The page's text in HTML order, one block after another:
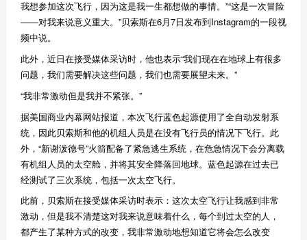
我想参加这次飞行，因为这是我一生都想做的事情。”“这是一次冒险
——对我来说意义重大。”贝索斯在6月7日发布到Instagram的一段视
频中说。
此外，近日在接受媒体采访时，他也表示“我们现在在地球上有很多
问题，我们需要解决这些问题，我们也需要展望未来。”
“我非常激动但是我并不紧张。”
据美国商业内幕网站报道，本次飞行蓝色起源使用了全自动发射系
统，因此贝索斯和他的机组人员是在没有飞行员的情况下飞行。此
外，“新谢泼德号”火箭配备了紧急逃生系统，在危急情况下会分离载
有机组人员的太空舱，并将其安全降落回地球。蓝色起源在过去已
经测试了三次系统，包括一次太空飞行。
此前，贝索斯在接受媒体采访时表示：这次太空飞行让我感到非常
激动，但是我不清楚这对我来说意味着什么，每个到过太空的人，
都产生了某种方式的改变，我非常激动地想知道它将会怎么改变